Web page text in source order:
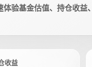
验基金估值、持仓收益
收益